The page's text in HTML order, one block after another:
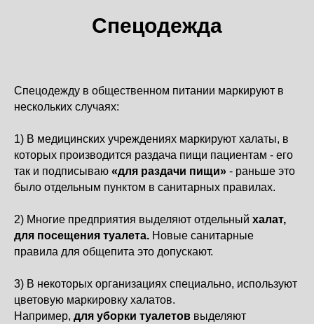
Спецодежда
Спецодежду в общественном питании маркируют в
нескольких случаях:
1) В медицинских учреждениях маркируют халаты, в
которых производится раздача пищи пациентам - его
так и подписываю «для раздачи пищи» - раньше это
было отдельным пунктом в санитарных правилах.
2) Многие предприятия выделяют отдельный халат,
для посещения туалета. Новые санитарные
правила для общепита это допускают.
3) В некоторых организациях специально, используют
цветовую маркировку халатов.
Например, для уборки туалетов выделяют